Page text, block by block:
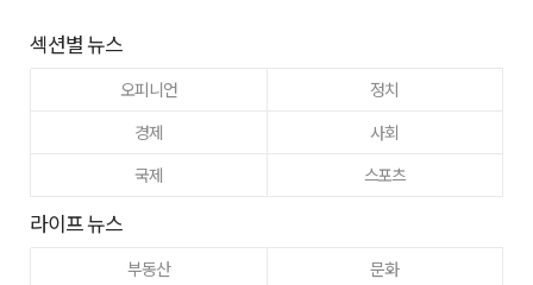
섹션별 뉴스
오피니언
정치
경제
사회
국제
스포츠
라이프 뉴스
부동산
문화